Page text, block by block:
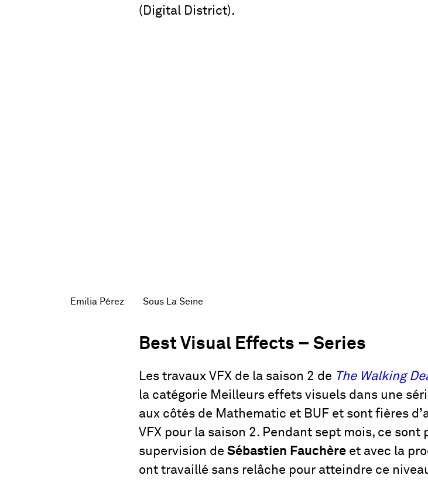
(Digital District).
Emilia Pérez Sous La Seine
Best Visual Effects – Series
Les travaux VFX de la saison 2 de The Walking
la catégorie Meilleurs effets visuels dans une
aux côtés de Mathematic et BUF et sont fières
VFX pour la saison 2. Pendant sept mois, ce sont
supervision de Sébastien Fauchère et avec la
ont travaillé sans relâche pour atteindre ce